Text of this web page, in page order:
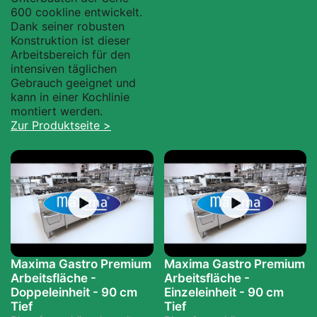
600 cookline entwickelt.
Dank seiner robusten
Konstruktion ist dieser
Arbeitsbereich für den
intensiven täglichen
Gebrauch geeignet und
kann in einer Kochlinie
montiert werden.
Zur Produktseite >
Maxima Gastro Premium
Arbeitsfläche -
Doppeleinheit - 90 cm
Tief
Maxima Gastro Premium
Arbeitsfläche -
Einzeleinheit - 90 cm
Tief